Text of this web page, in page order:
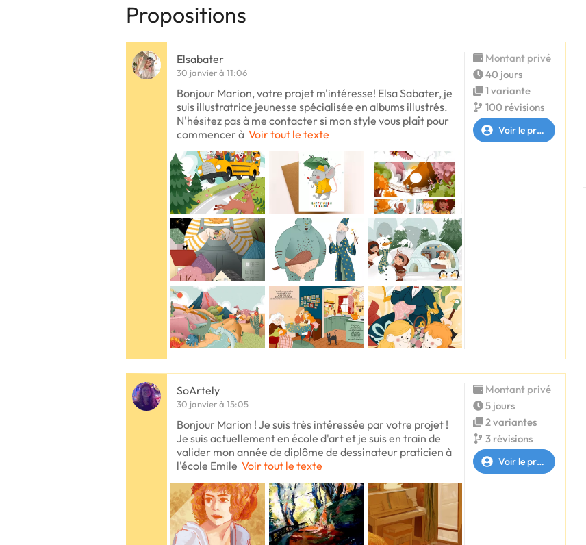
Propositions
Elsabater
30 janvier à 11:06
Bonjour Marion, votre projet m'intéresse! Elsa Sabater, je
suis illustratrice jeunesse spécialisée en albums illustrés.
N'hésitez pas à me contacter si mon style vous plaît pour
commencer à Voir tout le texte
Montant privé
40 jours
1 variante
100 révisions
Voir le profil
SoArtely
30 janvier à 15:05
Bonjour Marion ! Je suis très intéressée par votre projet !
Je suis actuellement en école d'art et je suis en train de
valider mon année de diplôme de dessinateur praticien à
l'école Emile Voir tout le texte
Montant privé
5 jours
2 variantes
3 révisions
Voir le profil